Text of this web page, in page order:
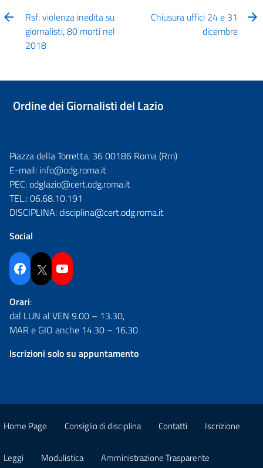
Rsf: violenza inedita su
giornalisti, 80 morti nel
2018
Chiusura uffici 24 e 31
dicembre
Ordine dei Giornalisti del Lazio
Piazza della Torretta, 36 00186 Roma (Rm)
E-mail: info@odg.roma.it
PEC:odglazio@cert.odg.roma.it
TEL.:06.68.10.191
DISCIPLINA:disciplina@cert.odg.roma.it
Social
Facebook Twitter YouTube
Orari:
dal LUN al VEN 9.00 – 13.30,
MAR e GIO anche 14.30 – 16.30
Iscrizioni solo su appuntamento
Home Page Consiglio di disciplina Contatti Iscrizione
Leggi Modulistica Amministrazione Trasparente